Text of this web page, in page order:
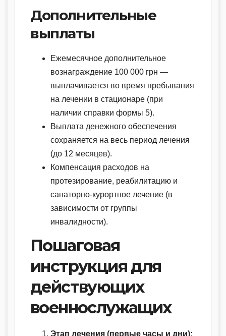
Дополнительные
выплаты
Ежемесячное дополнительное
вознаграждение 100 000 грн —
выплачивается во время пребывания
на лечении в стационаре (при
наличии справки формы 5).
Выплата денежного обеспечения
сохраняется на весь период лечения
(до 12 месяцев).
Компенсация расходов на
протезирование, реабилитацию и
санаторно-курортное лечение (в
зависимости от группы
инвалидности).
Пошаговая
инструкция для
действующих
военнослужащих
Этап лечения (первые часы и дни):